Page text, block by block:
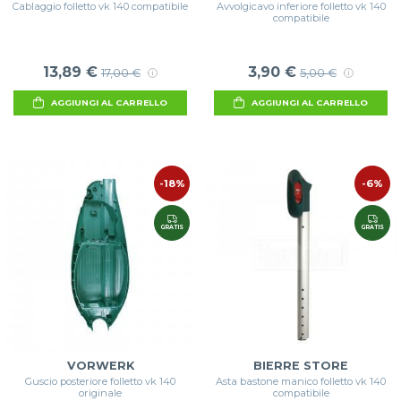
Cablaggio folletto vk 140 compatibile
13,89 € 17,00 €
AGGIUNGI AL CARRELLO
Avvolgicavo inferiore folletto vk 140
compatibile
3,90 € 5,00 €
AGGIUNGI AL CARRELLO
-18%
GRATIS
VORWERK
Guscio posteriore folletto vk 140
originale
-6%
GRATIS
BIERRE STORE
Asta bastone manico folletto vk 140
compatibile